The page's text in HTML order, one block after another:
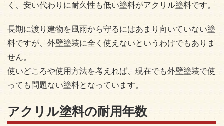
く、安い代わりに耐久性も低い塗料がアクリル塗料です。
長期に渡り建物を風雨から守るにはあまり向いていない塗
料ですが、外壁塗装に全く使えないというわけでもありま
せん。
使いどころや使用方法を考えれば、現在でも外壁塗装で使
っても問題ない塗料となっています。
アクリル塗料の耐用年数